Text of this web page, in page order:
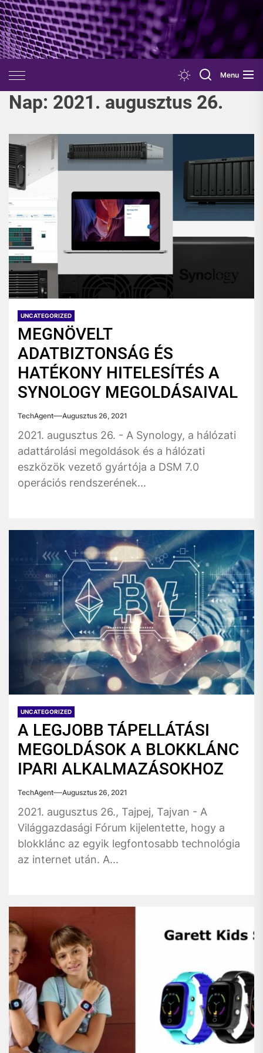
Skip
to
the
content
Menu
Nap: 2021. augusztus 26.
UNCATEGORIZED
MEGNÖVELT
ADATBIZTONSÁG ÉS
HATÉKONY HITELESÍTÉS A
SYNOLOGY MEGOLDÁSAIVAL
TechAgent Augusztus 26, 2021
2021. augusztus 26. - A Synology, a hálózati
adattárolási megoldások és a hálózati
eszközök vezető gyártója a DSM 7.0
operációs rendszerének...
UNCATEGORIZED
A LEGJOBB TÁPELLÁTÁSI
MEGOLDÁSOK A BLOKKLÁNC
IPARI ALKALMAZÁSOKHOZ
TechAgent Augusztus 26, 2021
2021. augusztus 26., Tajpej, Tajvan - A
Világgazdasági Fórum kijelentette, hogy a
blokklánc az egyik legfontosabb technológia
az internet után. A...